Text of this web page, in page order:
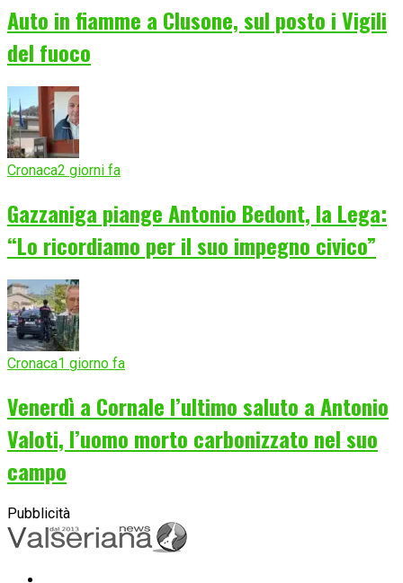
Auto in fiamme a Clusone, sul posto i Vigili
del fuoco
Cronaca2 giorni fa
Gazzaniga piange Antonio Bedont, la Lega:
“Lo ricordiamo per il suo impegno civico”
Cronaca1 giorno fa
Venerdì a Cornale l’ultimo saluto a Antonio
Valoti, l’uomo morto carbonizzato nel suo
campo
Pubblicità